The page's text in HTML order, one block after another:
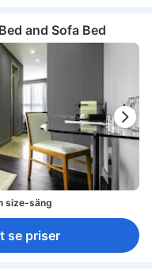
and Sofa Bed
size-säng
se priser